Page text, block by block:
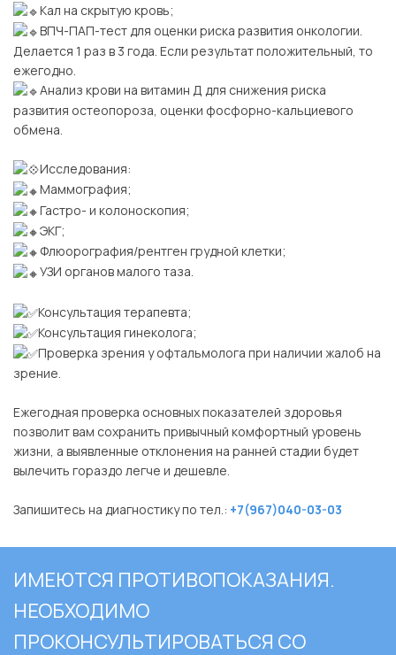
Кал на скрытую кровь;
ВПЧ-ПАП-тест для оценки риска развития онкологии.
Делается 1 раз в 3 года. Если результат положительный, то
ежегодно.
Анализ крови на витамин Д для снижения риска
развития остеопороза, оценки фосфорно-кальциевого
обмена.
Исследования:
Маммография;
Гастро- и колоноскопия;
ЭКГ;
Флюорография/рентген грудной клетки;
УЗИ органов малого таза.
Консультация терапевта;
Консультация гинеколога;
Проверка зрения у офтальмолога при наличии жалоб на
зрение.
Ежегодная проверка основных показателей здоровья
позволит вам сохранить привычный комфортный уровень
жизни, а выявленные отклонения на ранней стадии будет
вылечить гораздо легче и дешевле.
Запишитесь на диагностику по тел.: +7(967)040-03-03
ИМЕЮТСЯ ПРОТИВОПОКАЗАНИЯ.
НЕОБХОДИМО
ПРОКОНСУЛЬТИРОВАТЬСЯ СО